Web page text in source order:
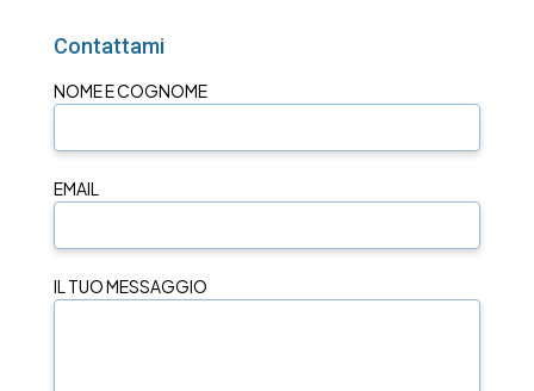
Contattami
NOME E COGNOME
EMAIL
IL TUO MESSAGGIO